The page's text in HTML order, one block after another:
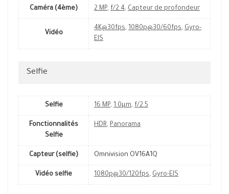
Caméra (4ème) 2 MP, f/2.4, Capteur de profondeur
Vidéo
4K@30fps, 1080p@30/60fps, Gyro-
EIS
Selfie
Selfie 16 MP, 1.0µm, f/2.5
Fonctionnalités
Selfie
HDR, Panorama
Capteur (selfie) Omnivision OV16A1Q
Vidéo selfie 1080p@30/120fps, Gyro-EIS